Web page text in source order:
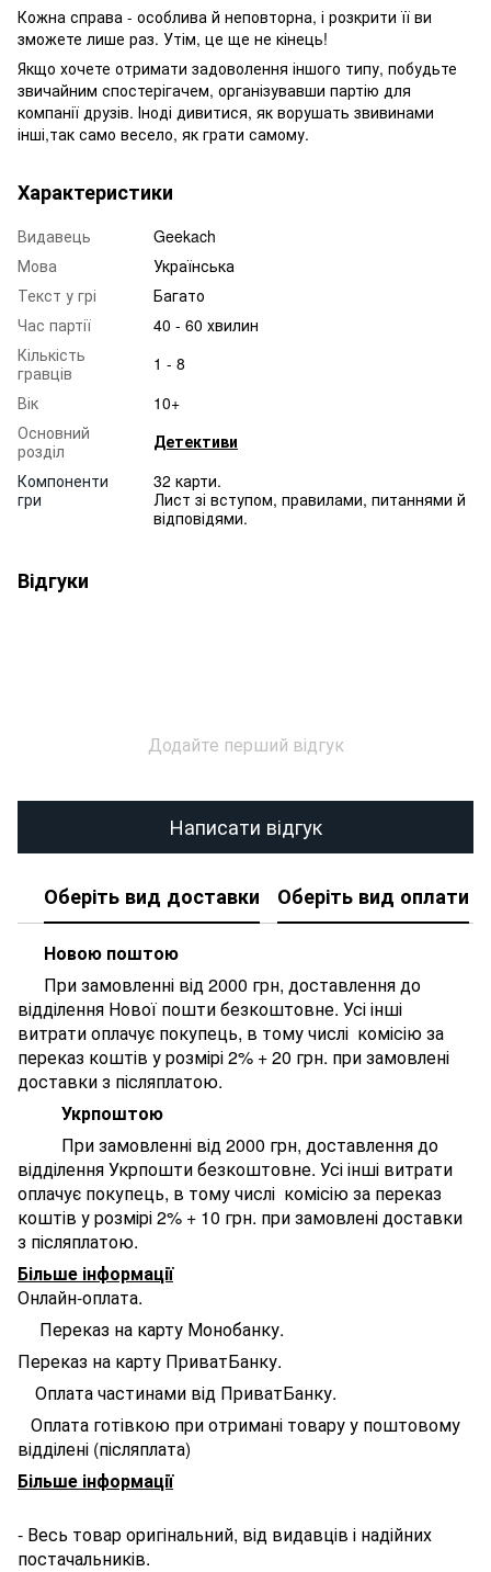
Кожна справа - особлива й неповторна, і розкрити її ви
зможете лише раз. Утім, це ще не кінець!
Якщо хочете отримати задоволення іншого типу, побудьте
звичайним спостерігачем, організувавши партію для
компанії друзів. Іноді дивитися, як ворушать звивинами
інші,так само весело, як грати самому.
Характеристики
Видавець
Geekach
Мова
Українська
Текст у грі
Багато
Час партії
40 - 60 хвилин
Кількість
гравців
1 - 8
Вік
10+
Основний
розділ
Детективи
Компоненти
гри
32 карти.
Лист зі вступом, правилами, питаннями й
відповідями.
Відгуки
Додайте перший відгук
Написати відгук
Оберіть вид доставки Оберіть вид оплати
Новою поштою
При замовленні від 2000 грн, доставлення до
відділення Нової пошти безкоштовне. Усі інші
витрати оплачує покупець, в тому числі комісію за
переказ коштів у розмірі 2% + 20 грн. при замовлені
доставки з післяплатою.
Укрпоштою
При замовленні від 2000 грн, доставлення до
відділення Укрпошти безкоштовне. Усі інші витрати
оплачує покупець, в тому числі комісію за переказ
коштів у розмірі 2% + 10 грн. при замовлені доставки
з післяплатою.
Більше інформації
Онлайн-оплата.
Переказ на карту Монобанку.
Переказ на карту ПриватБанку.
Оплата частинами від ПриватБанку.
Оплата готівкою при отримані товару у поштовому
відділені (післяплата)
Більше інформації
- Весь товар оригінальний, від видавців і надійних
постачальників.